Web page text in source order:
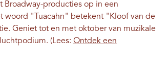
Broadway-producties op in een
woord "Tuacahn" betekent "Kloof van de
Geniet tot en met oktober van muzikale
(Lees: Ontdek een